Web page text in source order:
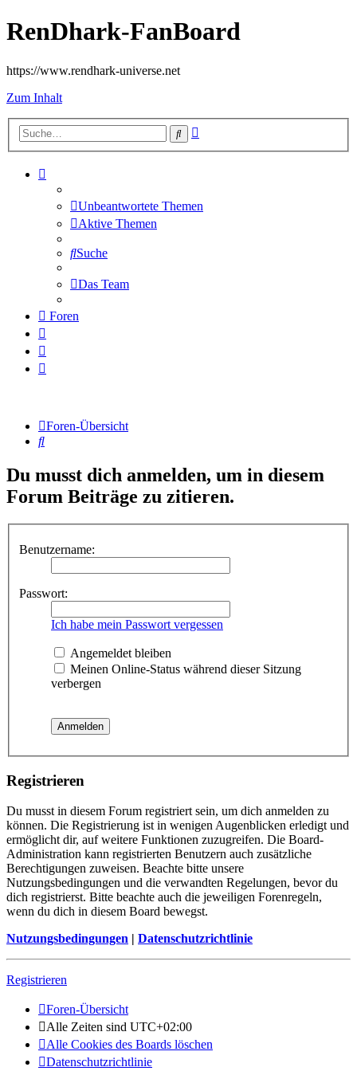
RenDhark-FanBoard
https://www.rendhark-universe.net
Zum Inhalt
Suche
Unbeantwortete Themen
Aktive Themen
Suche
Das Team
Foren
Foren-Übersicht
Suche
Du musst dich anmelden, um in diesem
Forum Beiträge zu zitieren.
Benutzername:
Passwort:
Ich habe mein Passwort vergessen
Angemeldet bleiben
Meinen Online-Status während dieser Sitzung
verbergen
Registrieren
Du musst in diesem Forum registriert sein, um dich anmelden zu
können. Die Registrierung ist in wenigen Augenblicken erledigt und
ermöglicht dir, auf weitere Funktionen zuzugreifen. Die Board-
Administration kann registrierten Benutzern auch zusätzliche
Berechtigungen zuweisen. Beachte bitte unsere
Nutzungsbedingungen und die verwandten Regelungen, bevor du
dich registrierst. Bitte beachte auch die jeweiligen Forenregeln,
wenn du dich in diesem Board bewegst.
Nutzungsbedingungen | Datenschutzrichtlinie
Registrieren
Foren-Übersicht
Alle Zeiten sind UTC+02:00
Alle Cookies des Boards löschen
Datenschutzrichtlinie